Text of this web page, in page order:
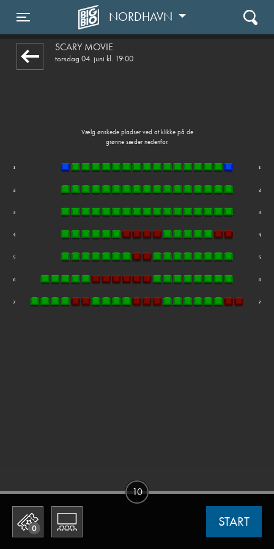
Toggle navigation
NORDHAVN
SCARY MOVIE
torsdag 04. juni kl. 19:00
Vælg ønskede pladser ved at klikke på de
grønne sæder nedenfor.
0 START
10
front05-temp 081120